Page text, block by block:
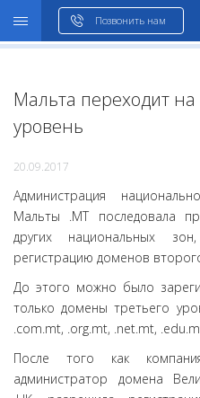
Позвонить нам
Мальта переходит на
уровень
20.09.2017
Администрация
Мальты .MT последовала
других национальных
регистрацию доменов
До этого можно было
только домены третьего
.com.mt, .org.mt, .net.mt,
После того как
администратор домена